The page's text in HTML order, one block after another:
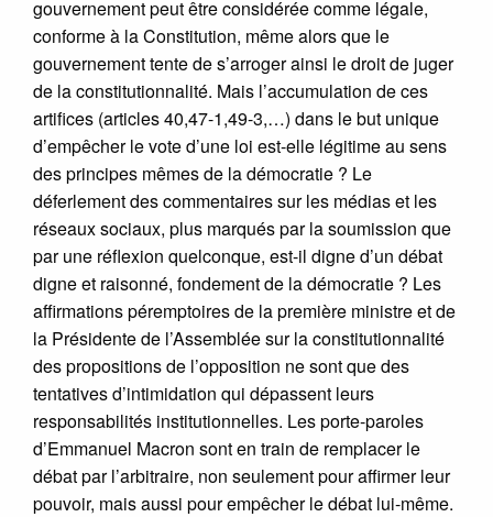
gouvernement peut être considérée comme légale,
conforme à la Constitution, même alors que le
gouvernement tente de s’arroger ainsi le droit de juger
de la constitutionnalité. Mais l’accumulation de ces
artifices (articles 40,47-1,49-3,…) dans le but unique
d’empêcher le vote d’une loi est-elle légitime au sens
des principes mêmes de la démocratie ? Le
déferlement des commentaires sur les médias et les
réseaux sociaux, plus marqués par la soumission que
par une réflexion quelconque, est-il digne d’un débat
digne et raisonné, fondement de la démocratie ? Les
affirmations péremptoires de la première ministre et de
la Présidente de l’Assemblée sur la constitutionnalité
des propositions de l’opposition ne sont que des
tentatives d’intimidation qui dépassent leurs
responsabilités institutionnelles. Les porte-paroles
d’Emmanuel Macron sont en train de remplacer le
débat par l’arbitraire, non seulement pour affirmer leur
pouvoir, mais aussi pour empêcher le débat lui-même.